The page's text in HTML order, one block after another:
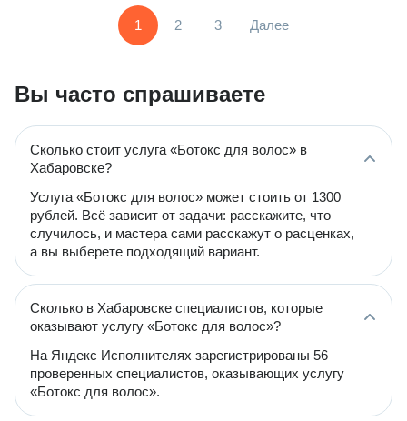
1 2 3 Далее
Вы часто спрашиваете
Сколько стоит услуга «Ботокс для волос» в
Хабаровске?
Услуга «Ботокс для волос» может стоить от 1300
рублей. Всё зависит от задачи: расскажите, что
случилось, и мастера сами расскажут о расценках,
а вы выберете подходящий вариант.
Сколько в Хабаровске специалистов, которые
оказывают услугу «Ботокс для волос»?
На Яндекс Исполнителях зарегистрированы 56
проверенных специалистов, оказывающих услугу
«Ботокс для волос».